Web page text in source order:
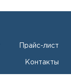
Прайс-лист
Контакты